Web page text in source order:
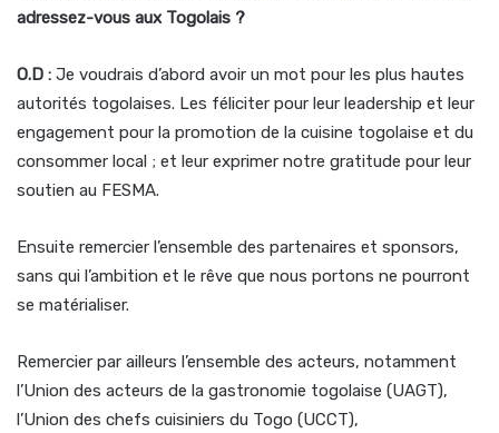
adressez-vous aux Togolais ?
O.D : Je voudrais d’abord avoir un mot pour les plus hautes
autorités togolaises. Les féliciter pour leur leadership et leur
engagement pour la promotion de la cuisine togolaise et du
consommer local ; et leur exprimer notre gratitude pour leur
soutien au FESMA.
Ensuite remercier l’ensemble des partenaires et sponsors,
sans qui l’ambition et le rêve que nous portons ne pourront
se matérialiser.
Remercier par ailleurs l’ensemble des acteurs, notamment
l’Union des acteurs de la gastronomie togolaise (UAGT),
l’Union des chefs cuisiniers du Togo (UCCT),